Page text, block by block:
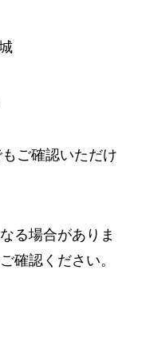
ご確認いただけ
る場合がありま
確認ください。